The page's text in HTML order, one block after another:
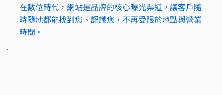
在數位時代，網站是品牌的核心曝光渠道，讓客戶隨
時隨地都能找到您、認識您，不再受限於地點與營業
時間。